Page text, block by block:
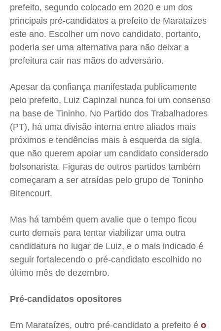
prefeito, segundo colocado em 2020 e um dos
principais pré-candidatos a prefeito de Marataízes
este ano. Escolher um novo candidato, portanto,
poderia ser uma alternativa para não deixar a
prefeitura cair nas mãos do adversário.
Apesar da confiança manifestada publicamente
pelo prefeito, Luiz Capinzal nunca foi um consenso
na base de Tininho. No Partido dos Trabalhadores
(PT), há uma divisão interna entre aliados mais
próximos e tendências mais à esquerda da sigla,
que não querem apoiar um candidato considerado
bolsonarista. Figuras de outros partidos também
começaram a ser atraídas pelo grupo de Toninho
Bitencourt.
Mas há também quem avalie que o tempo ficou
curto demais para tentar viabilizar uma outra
candidatura no lugar de Luiz, e o mais indicado é
seguir fortalecendo o pré-candidato escolhido no
último mês de dezembro.
Pré-candidatos opositores
Em Marataízes, outro pré-candidato a prefeito é o